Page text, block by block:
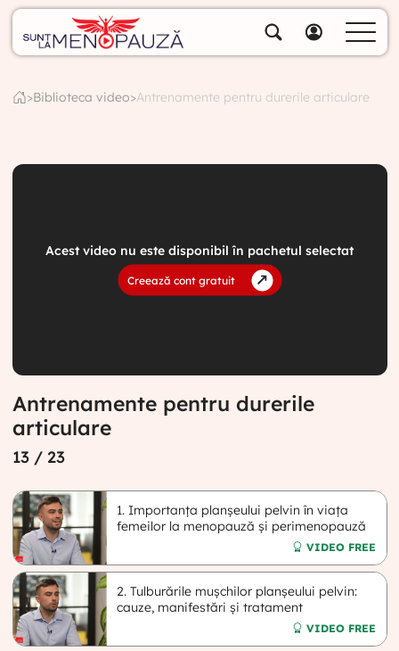
Specialiștii noștri
Contul meu
>Biblioteca video>Antrenamente pentru durerile articulare
Acest video nu este disponibil în pachetul selectat
Creează cont gratuit
Antrenamente pentru durerile
articulare
13/ 23
1. Importanța planșeului pelvin în viața
femeilor la menopauză și perimenopauză
VIDEO FREE
2. Tulburările mușchilor planșeului pelvin:
cauze, manifestări și tratament
VIDEO FREE